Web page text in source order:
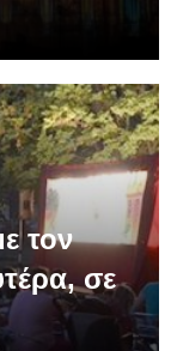
τον
σε